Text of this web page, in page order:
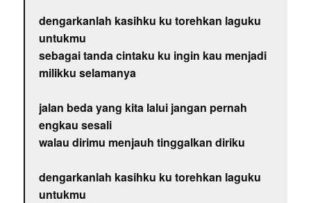
dengarkanlah kasihku ku torehkan laguku
untukmu
sebagai tanda cintaku ku ingin kau menjadi
milikku selamanya
jalan beda yang kita lalui jangan pernah
engkau sesali
walau dirimu menjauh tinggalkan diriku
dengarkanlah kasihku ku torehkan laguku
untukmu